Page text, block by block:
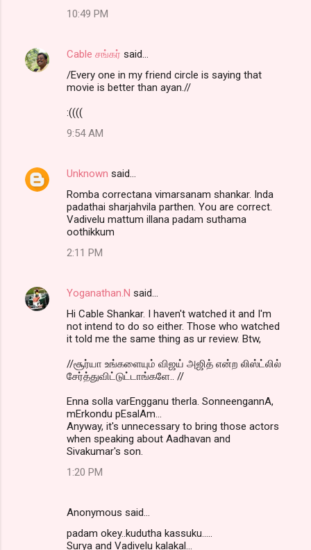
10:49 PM
Cable சங்கர் said…
/Every one in my friend circle is saying that
movie is better than ayan.//
:((((
9:54 AM
Unknown said…
Romba correctana vimarsanam shankar. Inda
padathai sharjahvila parthen. You are correct.
Vadivelu mattum illana padam suthama
oothikkum
2:11 PM
Yoganathan.N said…
Hi Cable Shankar. I haven't watched it and I'm
not intend to do so either. Those who watched
it told me the same thing as ur review. Btw,
//சூர்யா உங்களையும் விஜய் அஜித் என்ற லிஸ்ட்லில்
சேர்த்துவிட்டுட்டாங்களே.. //
Enna solla varEngganu therla. SonneengannA,
mErkondu pEsalAm...
Anyway, it's unnecessary to bring those actors
when speaking about Aadhavan and
Sivakumar's son.
1:20 PM
Anonymous said…
padam okey..kudutha kassuku.....
Surya and Vadivelu kalakal...